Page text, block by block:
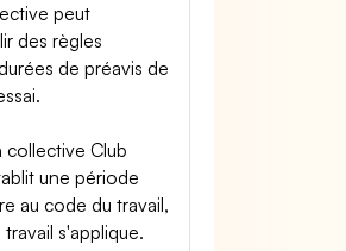
peut
des règles
de préavis de
Club
une période
au code du travail,
s'applique.